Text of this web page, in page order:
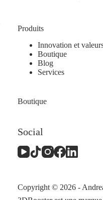
Produits
Innovation et
Boutique
Blog
Services
Boutique
Social
Copyright © 2026 -